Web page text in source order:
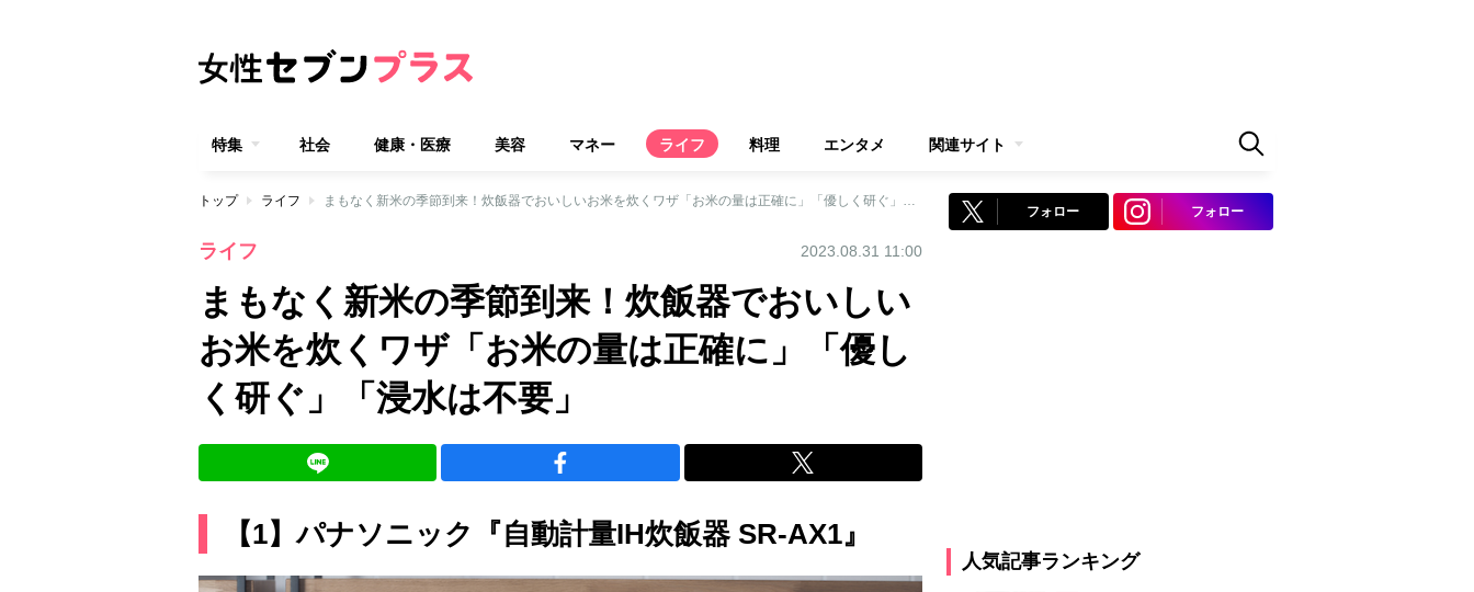
特集 社会 健康・医療 美容 マネー ライフ 料理 エンタメ 関連サイト
トップ ライフ まもなく新米の季節到来！炊飯器でおいしいお米を炊くワザ「お米の量は正確に」「優しく研ぐ」「浸水は不要」
ライフ 2023.08.31 11:00
まもなく新米の季節到来！炊飯器でおいしい
お米を炊くワザ「お米の量は正確に」「優し
く研ぐ」「浸水は不要」
【1】パナソニック『自動計量IH炊飯器 SR-AX1』
フォロー フォロー
人気記事ランキング